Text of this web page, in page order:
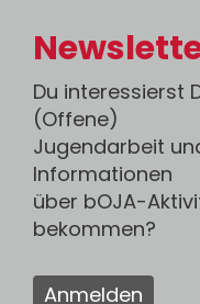
Du interessierst
(Offene)
Jugendarbeit
Informationen
über bOJA-
bekommen?
Anmelden